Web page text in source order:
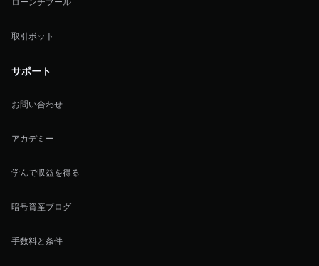
取引ボット
サポート
お問い合わせ
アカデミー
学んで収益を得る
暗号資産ブログ
手数料と条件